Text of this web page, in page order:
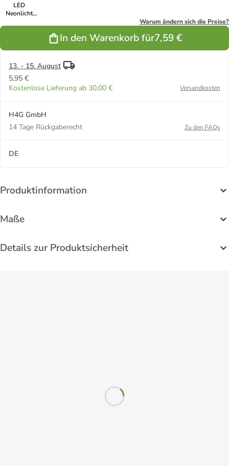
LED
Neonlicht
Warum ändern sich die Preise?
In den Warenkorb für7,59 €
13. - 15. August
5,95 €
Kostenlose Lieferung ab 30,00 €
Versandkosten
H4G GmbH
14 Tage Rückgaberecht
Zu den FAQs
DE
Produktinformation
Maße
Details zur Produktsicherheit